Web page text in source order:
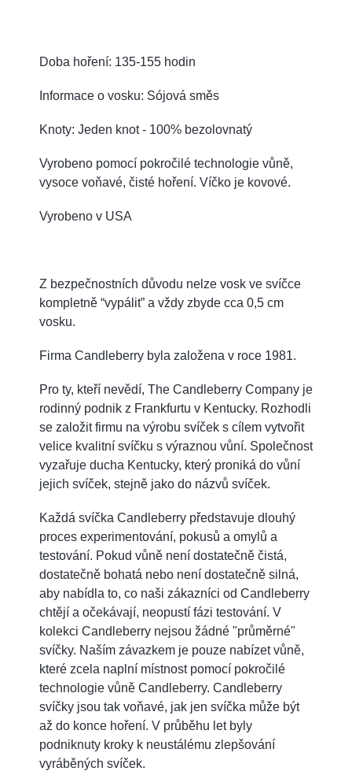
Doba hoření: 135-155 hodin
Informace o vosku: Sójová směs
Knoty: Jeden knot - 100% bezolovnatý
Vyrobeno pomocí pokročilé technologie vůně,
vysoce voňavé, čisté hoření. Víčko je kovové.
Vyrobeno v USA
Z bezpečnostních důvodu nelze vosk ve svíčce
kompletně “vypálit” a vždy zbyde cca 0,5 cm
vosku.
Firma Candleberry byla založena v roce 1981.
Pro ty, kteří nevědí, The Candleberry Company je
rodinný podnik z Frankfurtu v Kentucky. Rozhodli
se založit firmu na výrobu svíček s cílem vytvořit
velice kvalitní svíčku s výraznou vůní. Společnost
vyzařuje ducha Kentucky, který proniká do vůní
jejich svíček, stejně jako do názvů svíček.
Každá svíčka Candleberry představuje dlouhý
proces experimentování, pokusů a omylů a
testování. Pokud vůně není dostatečně čistá,
dostatečně bohatá nebo není dostatečně silná,
aby nabídla to, co naši zákazníci od Candleberry
chtějí a očekávají, neopustí fázi testování. V
kolekci Candleberry nejsou žádné "průměrné"
svíčky. Naším závazkem je pouze nabízet vůně,
které zcela naplní místnost pomocí pokročilé
technologie vůně Candleberry. Candleberry
svíčky jsou tak voňavé, jak jen svíčka může být
až do konce hoření. V průběhu let byly
podniknuty kroky k neustálému zlepšování
vyráběných svíček.